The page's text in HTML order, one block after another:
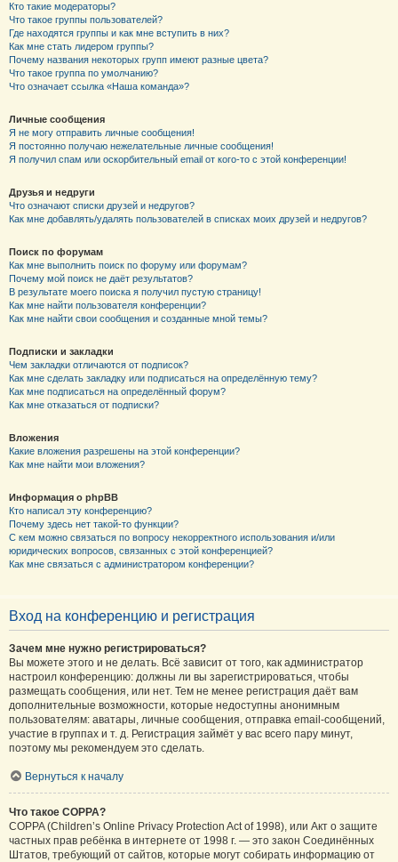
Кто такие модераторы?
Что такое группы пользователей?
Где находятся группы и как мне вступить в них?
Как мне стать лидером группы?
Почему названия некоторых групп имеют разные цвета?
Что такое группа по умолчанию?
Что означает ссылка «Наша команда»?
Личные сообщения
Я не могу отправить личные сообщения!
Я постоянно получаю нежелательные личные сообщения!
Я получил спам или оскорбительный email от кого-то с этой конференции!
Друзья и недруги
Что означают списки друзей и недругов?
Как мне добавлять/удалять пользователей в списках моих друзей и недругов?
Поиск по форумам
Как мне выполнить поиск по форуму или форумам?
Почему мой поиск не даёт результатов?
В результате моего поиска я получил пустую страницу!
Как мне найти пользователя конференции?
Как мне найти свои сообщения и созданные мной темы?
Подписки и закладки
Чем закладки отличаются от подписок?
Как мне сделать закладку или подписаться на определённую тему?
Как мне подписаться на определённый форум?
Как мне отказаться от подписки?
Вложения
Какие вложения разрешены на этой конференции?
Как мне найти мои вложения?
Информация о phpBB
Кто написал эту конференцию?
Почему здесь нет такой-то функции?
С кем можно связаться по вопросу некорректного использования и/или
юридических вопросов, связанных с этой конференцией?
Как мне связаться с администратором конференции?
Вход на конференцию и регистрация
Зачем мне нужно регистрироваться?
Вы можете этого и не делать. Всё зависит от того, как администратор
настроил конференцию: должны ли вы зарегистрироваться, чтобы
размещать сообщения, или нет. Тем не менее регистрация даёт вам
дополнительные возможности, которые недоступны анонимным
пользователям: аватары, личные сообщения, отправка email-сообщений,
участие в группах и т. д. Регистрация займёт у вас всего пару минут,
поэтому мы рекомендуем это сделать.
Вернуться к началу
Что такое COPPA?
COPPA (Children’s Online Privacy Protection Act of 1998), или Акт о защите
частных прав ребёнка в интернете от 1998 г. — это закон Соединённых
Штатов, требующий от сайтов, которые могут собирать информацию от